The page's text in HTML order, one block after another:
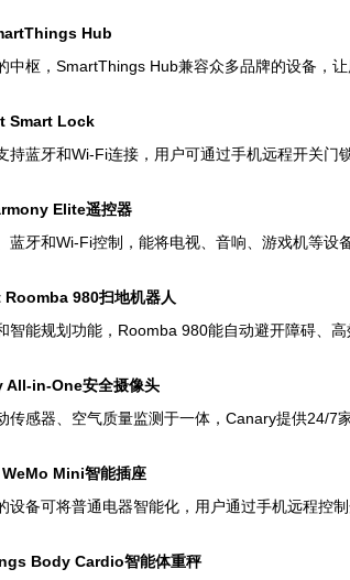
Hub
中枢，SmartThings Hub兼容众多品牌的设备，
Smart Lock
持蓝牙和Wi-Fi连接，用户可通过手机远程开关门
Elite遥控器
蓝牙和Wi-Fi控制，能将电视、音响、游戏机等设
980扫地机器人
智能规划功能，Roomba 980能自动避开障碍、
All-in-One安全摄像头
传感器、空气质量监测于一体，Canary提供24/7
Mini智能插座
设备可将普通电器智能化，用户通过手机远程控
Body Cardio智能体重秤